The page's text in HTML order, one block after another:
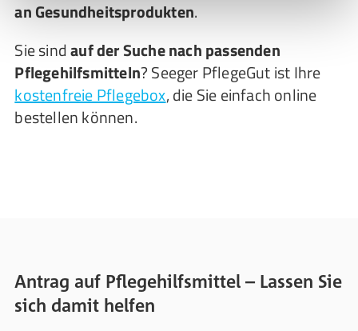
an Gesundheitsprodukten.
Sie sindauf der Suche nach passenden
Pflegehilfsmitteln? Seeger PflegeGut ist Ihre
kostenfreie Pflegebox, die Sie einfach online
bestellen können.
Antrag auf Pflegehilfsmittel – Lassen Sie
sich damit helfen